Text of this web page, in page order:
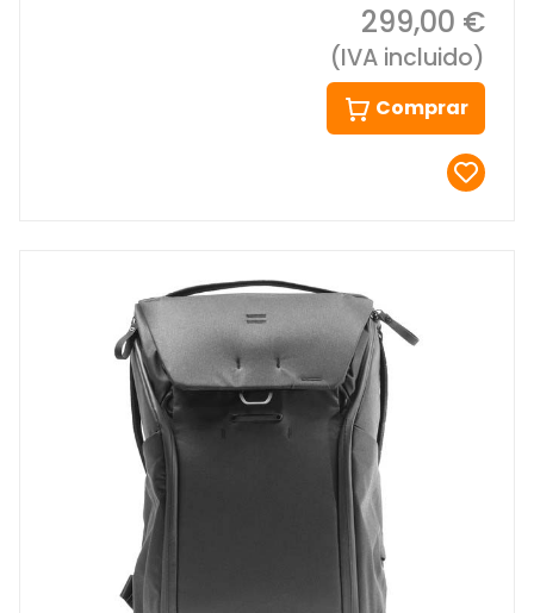
299,00 €
(IVA incluido)
Comprar